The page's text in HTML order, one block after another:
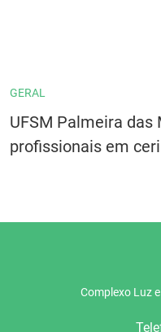
GERAL
UFSM Palmeira
profissionais em
Complexo Luz